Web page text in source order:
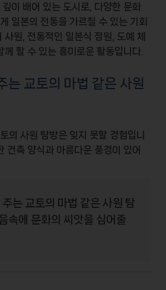
깊이 배어 있는 도시로, 다양한 문화
일본의 전통을 가르칠 수 있는 기회
사원
, 전통적인 일본식 정원, 도예 체
께 할 수 있는 흥미로운 활동입니다.
는 교토의 마법 같은 사원
의 사원 탐방은 잊지 못할 경험입니
건축 양식과 아름다운 풍경이 있어
는 교토의 마법 같은 사원 탐
속에 문화의 씨앗을 심어줄